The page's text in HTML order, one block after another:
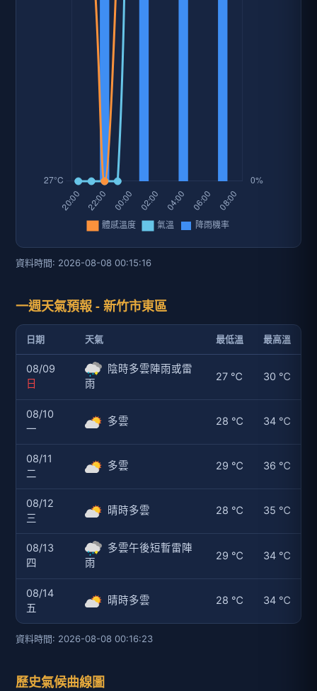
資料時間: 2026-08-08 00:15:16
一週天氣預報 - 新竹市東區
日期 天氣 最低溫 最高溫
08/09
日
陰時多雲陣雨或雷
雨
27 ℃ 30 ℃
08/10
一
多雲 28 ℃ 34 ℃
08/11
二
多雲 29 ℃ 36 ℃
08/12
三
晴時多雲 28 ℃ 35 ℃
08/13
四
多雲午後短暫雷陣
雨
29 ℃ 34 ℃
08/14
五
晴時多雲 28 ℃ 34 ℃
資料時間: 2026-08-08 00:16:23
歷史氣候曲線圖